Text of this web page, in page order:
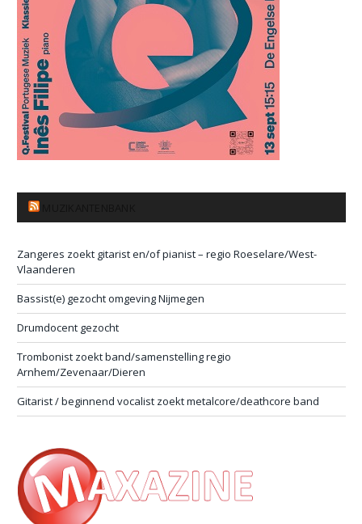
Zangeres zoekt gitarist en/of pianist – regio Roeselare/West-
Vlaanderen
Bassist(e) gezocht omgeving Nijmegen
Drumdocent gezocht
Trombonist zoekt band/samenstelling regio
Arnhem/Zevenaar/Dieren
Gitarist / beginnend vocalist zoekt metalcore/deathcore band